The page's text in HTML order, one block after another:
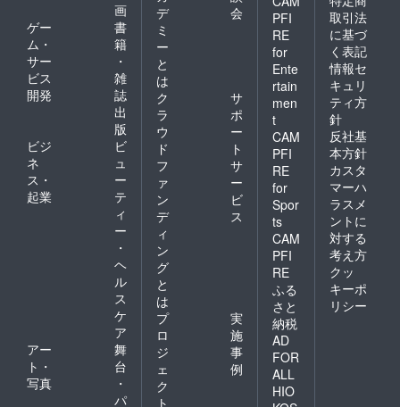
画
ゲー
ム・
サー
ビス
開発
書
籍
・
雑
誌
出
版
ビジ
ネ
ス・
起業
ビ
ュ
ー
テ
ィ
ー
・
ヘ
ル
ス
ケ
ア
アー
ト・
写真
舞
台
・
パ
デ
ミ
ー
と
は
会
ク
ラ
ウ
ド
フ
ァ
ン
デ
ィ
ン
グ
と
は
サ
ポ
ー
ト
サ
ー
ビ
ス
プ
ロ
ジ
ェ
ク
ト
実
施
事
例
PFI
RE
for
Ente
rtain
men
t
CAM
PFI
RE
for
Spor
ts
CAM
PFI
RE
ふる
さと
納税
AD
FOR
ALL
HIO
取引法
に基づ
く表記
情報セ
キュリ
ティ方
針
反社基
本方針
カスタ
マーハ
ラスメ
ントに
対する
考え方
クッ
キーポ
リシー